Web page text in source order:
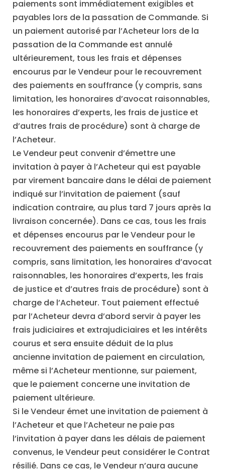
paiements sont immédiatement exigibles et
payables lors de la passation de Commande. Si
un paiement autorisé par l’Acheteur lors de la
passation de la Commande est annulé
ultérieurement, tous les frais et dépenses
encourus par le Vendeur pour le recouvrement
des paiements en souffrance (y compris, sans
limitation, les honoraires d’avocat raisonnables,
les honoraires d’experts, les frais de justice et
d’autres frais de procédure) sont à charge de
l’Acheteur.
Le Vendeur peut convenir d’émettre une
invitation à payer à l’Acheteur qui est payable
par virement bancaire dans le délai de paiement
indiqué sur l’invitation de paiement (sauf
indication contraire, au plus tard 7 jours après la
livraison concernée). Dans ce cas, tous les frais
et dépenses encourus par le Vendeur pour le
recouvrement des paiements en souffrance (y
compris, sans limitation, les honoraires d’avocat
raisonnables, les honoraires d’experts, les frais
de justice et d’autres frais de procédure) sont à
charge de l’Acheteur. Tout paiement effectué
par l’Acheteur devra d’abord servir à payer les
frais judiciaires et extrajudiciaires et les intérêts
courus et sera ensuite déduit de la plus
ancienne invitation de paiement en circulation,
même si l’Acheteur mentionne, sur paiement,
que le paiement concerne une invitation de
paiement ultérieure.
Si le Vendeur émet une invitation de paiement à
l’Acheteur et que l’Acheteur ne paie pas
l’invitation à payer dans les délais de paiement
convenus, le Vendeur peut considérer le Contrat
résilié. Dans ce cas, le Vendeur n’aura aucune